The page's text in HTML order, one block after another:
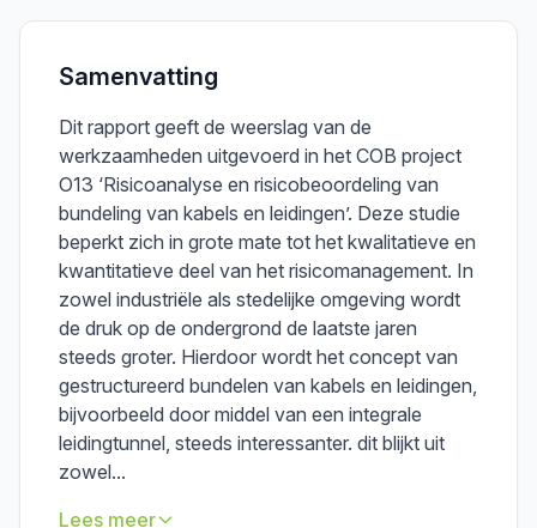
Samenvatting
Dit rapport geeft de weerslag van de
werkzaamheden uitgevoerd in het COB project
O13 ‘Risicoanalyse en risicobeoordeling van
bundeling van kabels en leidingen’. Deze studie
beperkt zich in grote mate tot het kwalitatieve en
kwantitatieve deel van het risicomanagement. In
zowel industriële als stedelijke omgeving wordt
de druk op de ondergrond de laatste jaren
steeds groter. Hierdoor wordt het concept van
gestructureerd bundelen van kabels en leidingen,
bijvoorbeeld door middel van een integrale
leidingtunnel, steeds interessanter. dit blijkt uit
zowel...
Lees meer